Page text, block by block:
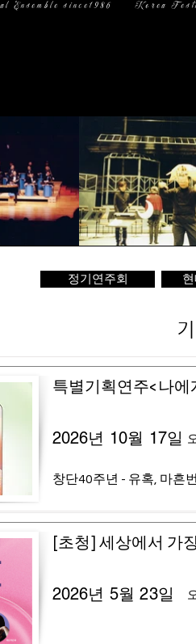
정기연주회
특별기획연주<나에
2026년 10월 17일
창단40주년 - 유혹, 마흔
[초청] 세상에서 가
2026년 5월 23일